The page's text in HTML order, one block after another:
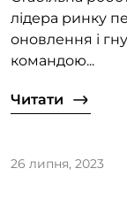
лідера ринку
оновлення і
командою...
Читати
26 липня, 2023